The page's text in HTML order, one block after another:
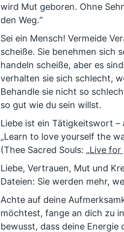
wird Mut geboren. Ohne
den Weg.“
Sei ein Mensch! Vermeide
scheiße. Sie benehmen sich
handeln scheiße, aber es
verhalten sie sich schlecht,
Behandle sie nicht so
so gut wie du sein willst.
Liebe ist ein Tätigkeitswort –
„Learn to love yourself the
(Thee Sacred Souls: „Live for
Liebe, Vertrauen, Mut und
Dateien: Sie werden mehr,
Achte auf deine
möchtest, fange an dich zu
bewusst, dass deine